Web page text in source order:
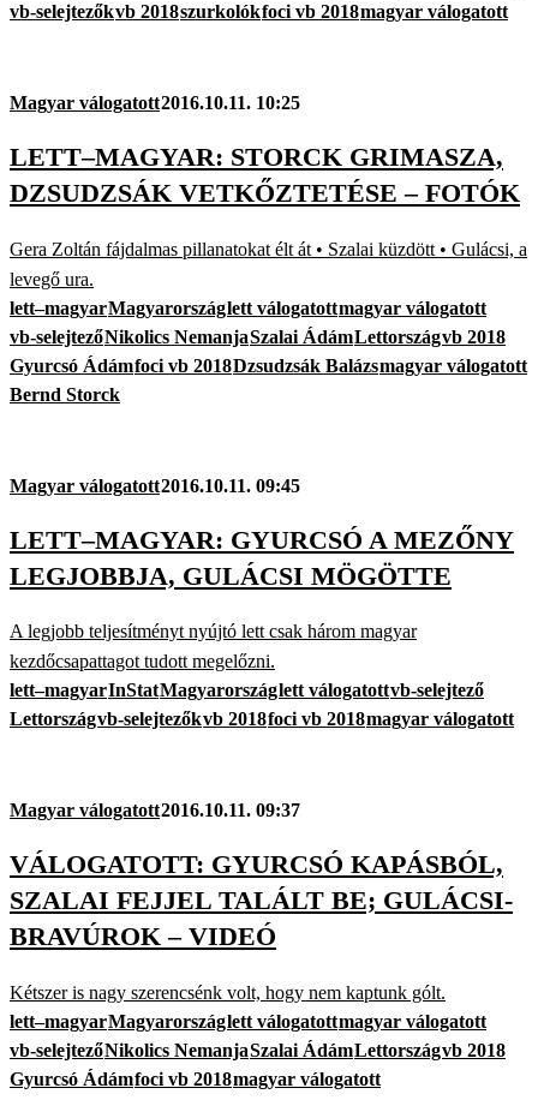
vb-selejtezőkvb 2018szurkolókfoci vb 2018magyar válogatott
Magyar válogatott2016.10.11. 10:25
LETT–MAGYAR: STORCK GRIMASZA,
DZSUDZSÁK VETKŐZTETÉSE – FOTÓK
Gera Zoltán fájdalmas pillanatokat élt át • Szalai küzdött • Gulácsi, a
levegő ura.
lett–magyarMagyarországlett válogatottmagyar válogatott
vb-selejtezőNikolics NemanjaSzalai ÁdámLettországvb 2018
Gyurcsó Ádámfoci vb 2018Dzsudzsák Balázsmagyar válogatott
Bernd Storck
Magyar válogatott2016.10.11. 09:45
LETT–MAGYAR: GYURCSÓ A MEZŐNY
LEGJOBBJA, GULÁCSI MÖGÖTTE
A legjobb teljesítményt nyújtó lett csak három magyar
kezdőcsapattagot tudott megelőzni.
lett–magyarInStatMagyarországlett válogatottvb-selejtező
Lettországvb-selejtezőkvb 2018foci vb 2018magyar válogatott
Magyar válogatott2016.10.11. 09:37
VÁLOGATOTT: GYURCSÓ KAPÁSBÓL,
SZALAI FEJJEL TALÁLT BE; GULÁCSI-
BRAVÚROK – VIDEÓ
Kétszer is nagy szerencsénk volt, hogy nem kaptunk gólt.
lett–magyarMagyarországlett válogatottmagyar válogatott
vb-selejtezőNikolics NemanjaSzalai ÁdámLettországvb 2018
Gyurcsó Ádámfoci vb 2018magyar válogatott